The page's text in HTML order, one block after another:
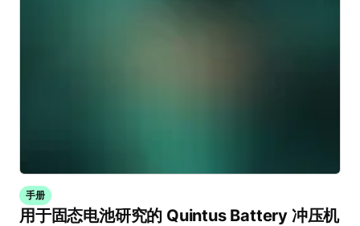
手册
用于固态电池研究的 Quintus Battery 冲压机